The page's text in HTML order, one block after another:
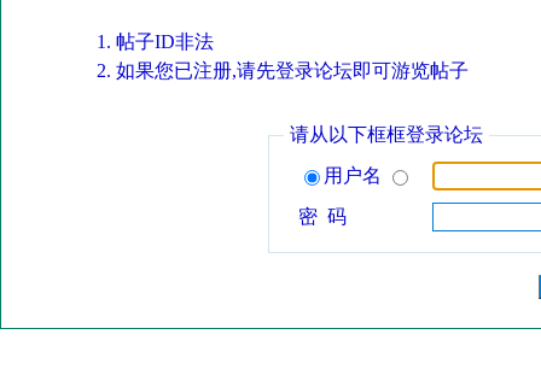
帖子ID非法
如果您已注册,请先登录论坛即可游览帖子
请从以下框框登录论坛
用户名
密 码